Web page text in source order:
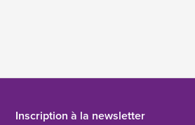
Inscription à la newsletter